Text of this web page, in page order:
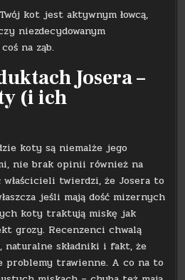
kot jest aktywnym łowcą,
niezdecydowanym
na ząb.
Josera –
(i ich
koty są niemalże jego
nie brak opinii również na
właścicieli twierdzi, że Josera to
jeśli mają dość mizernych
koty traktują miskę jak
grozy. Recenzenci chwalą
naturalne składniki i fakt, że
problemy trawienne. A co na to